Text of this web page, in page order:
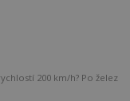
200 km/h? Po